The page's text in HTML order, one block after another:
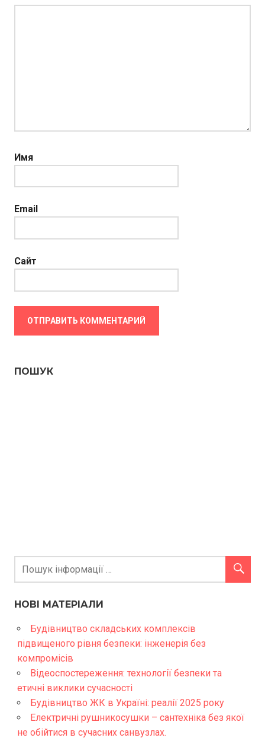
Имя
Email
Сайт
ПОШУК
НОВІ МАТЕРІАЛИ
Будівництво складських комплексів
підвищеного рівня безпеки: інженерія без
компромісів
Відеоспостереження: технології безпеки та
етичні виклики сучасності
Будівництво ЖК в Україні: реалії 2025 року
Електричні рушникосушки – сантехніка без якої
не обійтися в сучасних санвузлах.